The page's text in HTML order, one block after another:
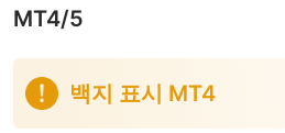
MT4/5
백지 표시 MT4